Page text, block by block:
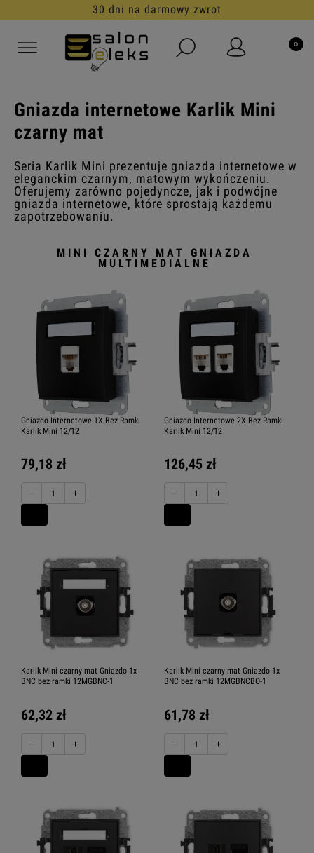
30 dni na darmowy zwrot
Gniazda internetowe Karlik Mini
czarny mat
Seria Karlik Mini prezentuje gniazda internetowe w
eleganckim czarnym, matowym wykończeniu.
Oferujemy zarówno pojedyncze, jak i podwójne
gniazda internetowe, które sprostają każdemu
zapotrzebowaniu.
MINI CZARNY MAT GNIAZDA
MULTIMEDIALNE
Gniazdo Internetowe 1X Bez Ramki
Karlik Mini 12/12
79,18 zł
− +
Gniazdo Internetowe 2X Bez Ramki
Karlik Mini 12/12
126,45 zł
− +
Karlik Mini czarny mat Gniazdo 1x
BNC bez ramki 12MGBNC-1
62,32 zł
− +
Karlik Mini czarny mat Gniazdo 1x
BNC bez ramki 12MGBNCBO-1
61,78 zł
− +